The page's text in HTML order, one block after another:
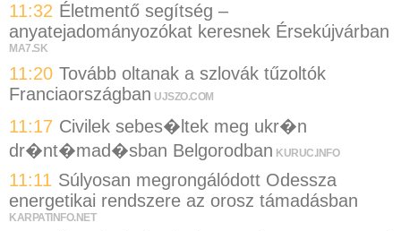
11:32 Életmentő segítség –
anyatejadományozókat keresnek Érsekújvárban
MA7.SK
11:20 Tovább oltanak a szlovák tűzoltók
Franciaországban UJSZO.COM
11:17 Civilek sebes�ltek meg ukr�n
dr�nt�mad�sban Belgorodban KURUC.INFO
11:11 Súlyosan megrongálódott Odessza
energetikai rendszere az orosz támadásban
KARPATINFO.NET